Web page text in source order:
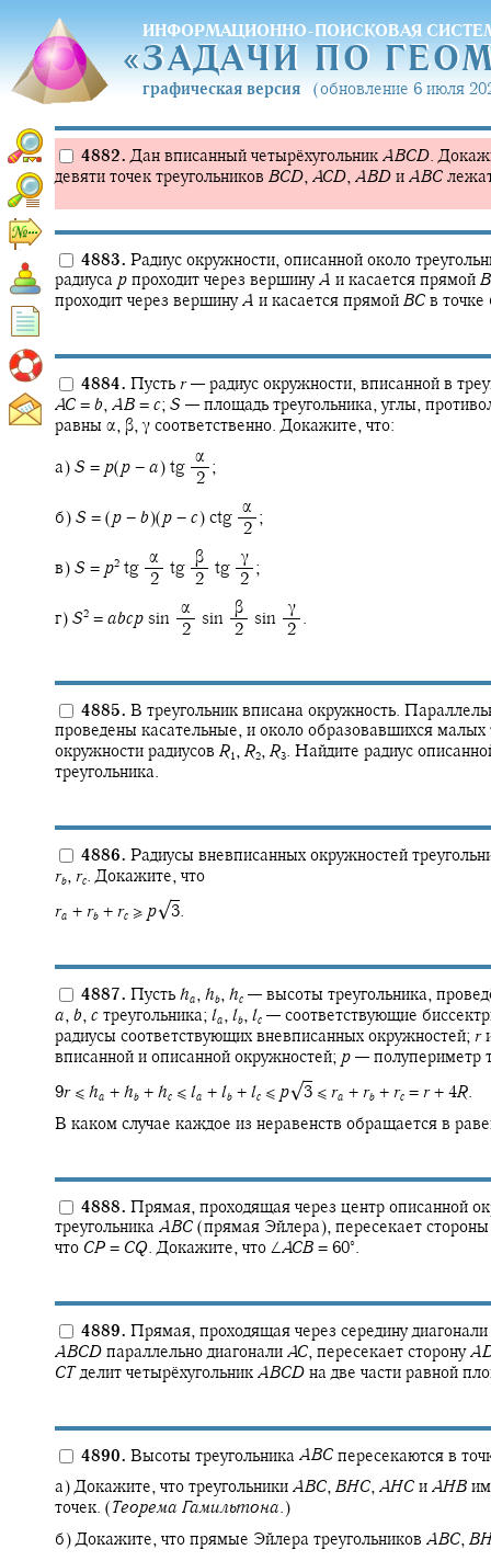
ИНФОРМАЦИОННО-ПОИСКОВАЯ
«ЗАДАЧИ ПО
«ЗАДАЧИ ПО
графическая версия (обновление 6 июля
4882. Дан вписанный четырёхугольник ABCD.
девяти точек треугольников BCD, ACD, ABD и ABC
4883. Радиус окружности, описанной около
радиуса p проходит через вершинуA и касается прямой B
проходит через вершинуA и касается прямой BC в точке
4884. Пусть r— радиус окружности, вписанной в
AC = b, AB = c; S — площадь треугольника, углы,
равны α, β, γ соответственно. Докажите, что:
а) S = p(p − a) tg ‍
‍ α
‍ 2
;
б) S = (p − b)(p − c) ctg ‍
‍ α
‍ 2
;
в) S = p2 tg ‍
‍ α
‍ 2
tg ‍
‍ β
‍ 2
tg ‍
‍ γ
‍ 2
;
г) S2 = abcp sin ‍
‍ α
‍ 2
sin ‍
‍ β
‍ 2
sin ‍
‍ γ
‍ 2
.
4885. В треугольник вписана окружность.
проведены касательные, и около образовавшихся малых
окружности радиусов R1 , R2, R3. Найдите радиус
треугольника.
4886. Радиусы вневписанных окружностей
rb, rc. Докажите, что
ra + rb + rc ≥ p√3.
4887. Пусть ha , hb, hc — высоты треугольника,
a, b, c треугольника; la , lb, lc — соответствующие
радиусы соответствующих вневписанных окружностей; r
вписанной и описанной окружностей; p — полупериметр
9r≤ ha + hb + hc ≤ la + lb + lc ≤ p√3 ≤ ra + rb + rc = r+ 4R.
В каком случае каждое из неравенств обращается в
4888. Прямая, проходящая через центр описанной
треугольника ABC (прямая Эйлера), пересекает
что CP = CQ. Докажите, что ∠ACB = 60‍∘ .
4889. Прямая, проходящая через середину диагонали
ABCD параллельно диагонали AC, пересекает сторонуA
CTделит четырёхугольник ABCD на две части равной
4890. Высоты треугольника ABC пересекаются в
а) Докажите, что треугольники ABC, BHC, AHC и AHB
точек. (Теорема Гамильтона.)
б) Докажите, что прямые Эйлера треугольников ABC, B